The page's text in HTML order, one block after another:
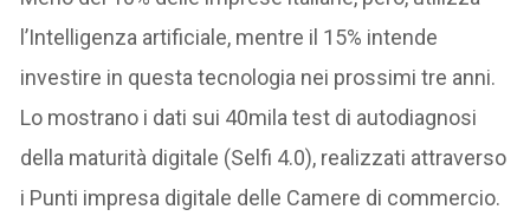
l’Intelligenza artificiale, mentre il 15% intende
investire in questa tecnologia nei prossimi tre anni.
Lo mostrano i dati sui 40mila test di autodiagnosi
della maturità digitale (Selfi 4.0), realizzati attraverso
i Punti impresa digitale delle Camere di commercio.